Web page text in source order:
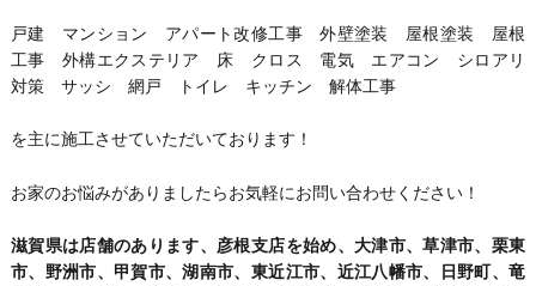
戸建 マンション アパート改修工事 外壁塗装 屋根塗装 屋根
工事 外構エクステリア 床 クロス 電気 エアコン シロアリ
対策 サッシ 網戸 トイレ キッチン 解体工事
を主に施工させていただいております！
お家のお悩みがありましたらお気軽にお問い合わせください！
滋賀県は店舗のあります、彦根支店を始め、大津市、草津市、栗東
市、野洲市、甲賀市、湖南市、東近江市、近江八幡市、日野町、竜